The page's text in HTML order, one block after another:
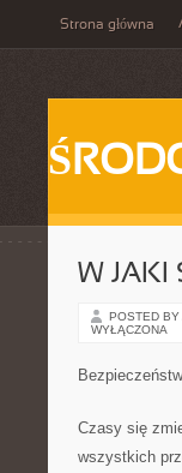
Strona główna
W JAKI
POSTED BY
WYŁĄCZONA
Czasy się
wszystkich